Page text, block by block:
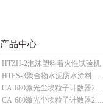
产品中心
HTZH-2泡沫塑料着火性试验机
HTFS-3聚合物水泥防水涂料分散机
CA-680激光尘埃粒子计数器28.3L
CA-680激光尘埃粒子